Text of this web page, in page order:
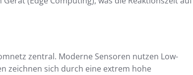
zentral. Moderne Sensoren nutzen Low-
zeichnen sich durch eine extrem hohe